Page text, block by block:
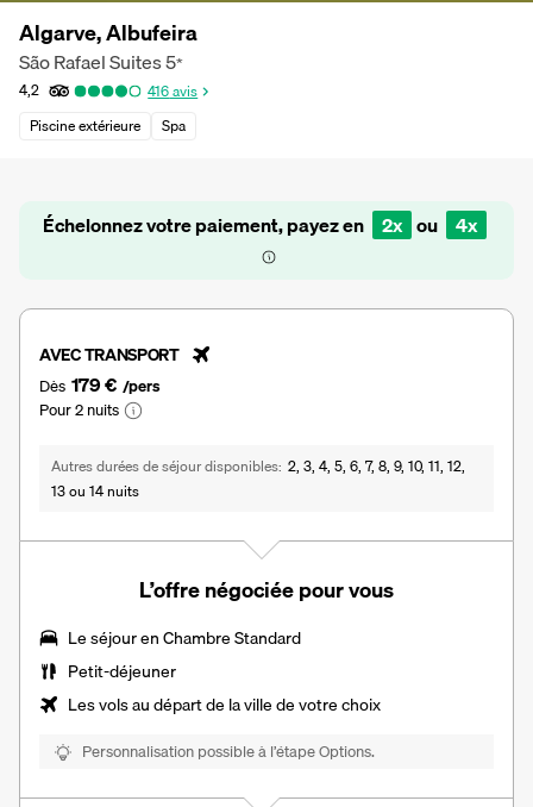
Algarve, Albufeira
São Rafael Suites5*
4,2 416avis
Piscine extérieure
Spa
Échelonnez votre paiement, payez en 2x ou 4x
AVEC TRANSPORT
Dès 179 € /pers
Pour 2 nuits
Autres durées de séjour disponibles 2, 3, 4, 5, 6, 7, 8, 9, 10, 11, 12,
13 ou 14 nuits
L’offre négociée pour vous
Le séjour en Chambre Standard
Petit-déjeuner
Les vols au départ de la ville de votre choix
Personnalisation possible à l’étape Options.